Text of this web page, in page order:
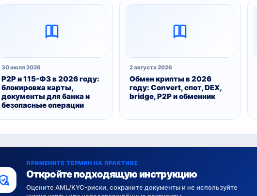
30 июля 2026
P2P и 115-ФЗ в 2026 году:
блокировка карты,
документы для банка и
безопасные операции
2 августа 2026
Обмен крипты в 2026
году: Convert, спот, DEX,
bridge, P2P и обменник
ПРИМЕНИТЕ ТЕРМИН НА ПРАКТИКЕ
Откройте подходящую инструкцию
Оцените AML/KYC-риски, сохраните документы и не используйте